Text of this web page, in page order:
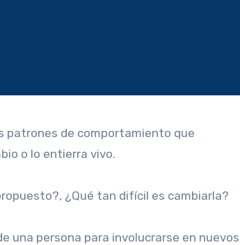
patrones de comportamiento que
o lo entierra vivo.
¿Qué tan difícil es cambiarla?
una persona para involucrarse en nuevos